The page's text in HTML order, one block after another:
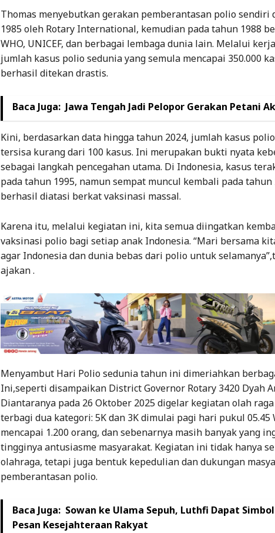
Thomas menyebutkan gerakan pemberantasan polio sendiri
1985 oleh Rotary International, kemudian pada tahun 1988
WHO, UNICEF, dan berbagai lembaga dunia lain. Melalui
jumlah kasus polio sedunia yang semula mencapai 350.000
berhasil ditekan drastis.
Baca Juga: Jawa Tengah Jadi Pelopor Gerakan Petani
Kini, berdasarkan data hingga tahun 2024, jumlah kasus
tersisa kurang dari 100 kasus. Ini merupakan bukti nyata
sebagai langkah pencegahan utama. Di Indonesia, kasus
pada tahun 1995, namun sempat muncul kembali pada tahun
berhasil diatasi berkat vaksinasi massal.
Karena itu, melalui kegiatan ini, kita semua diingatkan
vaksinasi polio bagi setiap anak Indonesia. “Mari bersama
agar Indonesia dan dunia bebas dari polio untuk
ajakan .
Menyambut Hari Polio sedunia tahun ini dimeriahkan
Ini,seperti disampaikan District Governor Rotary 3420 Dyah
Diantaranya pada 26 Oktober 2025 digelar kegiatan olah
terbagi dua kategori: 5K dan 3K dimulai pagi hari pukul 05.45
mencapai 1.200 orang, dan sebenarnya masih banyak yang
tingginya antusiasme masyarakat. Kegiatan ini tidak hanya
olahraga, tetapi juga bentuk kepedulian dan dukungan
pemberantasan polio.
Baca Juga: Sowan ke Ulama Sepuh, Luthfi Dapat
Pesan Kesejahteraan Rakyat